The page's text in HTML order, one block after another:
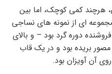
هرچند کمی کوچک، اما بین
ای از نمونه های نساجی
دوره گرد بود – و بالای
بریده بود و در یک قاب
آن آویزان بود.